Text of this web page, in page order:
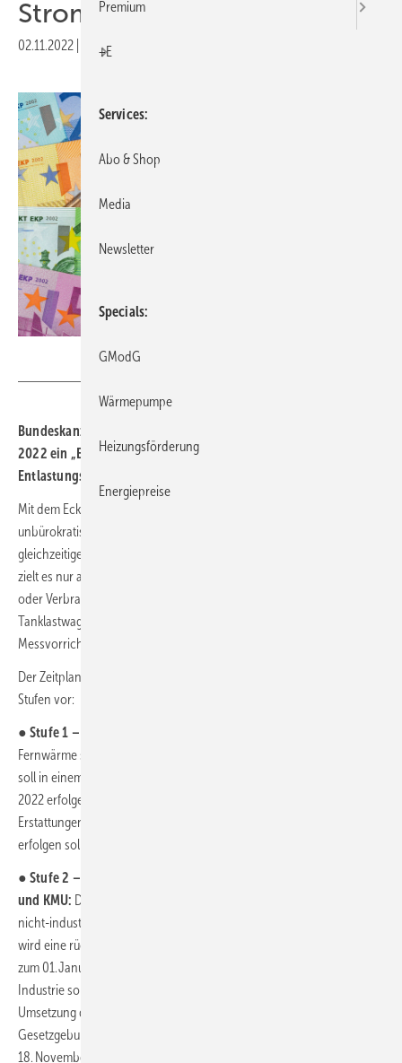
Strom
02.11.2022 Druckvorschau
Bundeskanzleramt, BMWK und BMF haben am 02. November
2022 ein „Eckpunktepapier zur Umsetzung der
Entlastungsmaßnahmen Gas und Strom“ vorgelegt.
Mit dem Eckpunktepapier sollen möglichst rasche, umfassende und
unbürokratische Entlastung der Gas- und Stromverbraucher bei
gleichzeitigem Erhalt von Einsparanreizen umgesetzt werden. Bei Gas
zielt es nur auf Lieferung über das Erdgasnetz ab (SLP-Verbraucher
oder Verbraucher mit RLM). Bei Flüssiggaskunden (LPG), die über
Tanklastwagen beliefert werden, existieren solche Profile /
Messvorrichtungen im Normalfall nicht.
Der Zeitplan zur Umsetzung der Entlastungsmaßnahmen sieht zwei
Stufen vor:
● Stufe 1 – Soforthilfe:
Fernwärme soll im Dezember 2022 erfolgen. Die rechtliche Umsetzung
soll in einem „Soforthilfepaket Gas und Wärme“ bis Mitte November
2022 erfolgen, da die Versorger Vorlauf benötigen und die
Erstattungen an die Versorger möglichst bereits ab dem 01.12.2022
erfolgen sollen.
● Stufe 2 – Gas-, Wärme- und Strompreisbremsen für Haushalte
und KMU: Die finanzielle Wirkung für Erdgas- und Fernwärme bei
nicht-industriellen Abnehmern soll zum 01. März 2023 (angestrebt
wird eine rückwirkende Entlastung zum 1. Februar 2023), für Strom
zum 01. Januar 2023 erfolgen. Die Gas- und Strompreisbremse für
Industrie soll ab dem 01. Januar 2023 greifen. Die rechtliche
Umsetzung der Gas-, Wärme- und Strompreisbremsen soll in einem
Gesetzgebungsverfahren erfolgen und nach einem für den
18. November 2022 angesetzten Kabinettsbeschluss noch im
Premium
+E
Services
Abo & Shop
Media
Newsletter
Specials
GModG
Wärmepumpe
Heizungsförderung
Energiepreise